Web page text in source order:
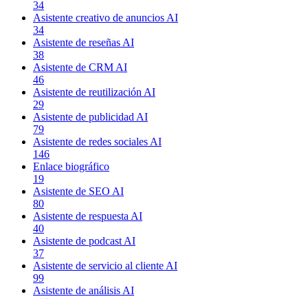
34
Asistente creativo de anuncios AI
34
Asistente de reseñas AI
38
Asistente de CRM AI
46
Asistente de reutilización AI
29
Asistente de publicidad AI
79
Asistente de redes sociales AI
146
Enlace biográfico
19
Asistente de SEO AI
80
Asistente de respuesta AI
40
Asistente de podcast AI
37
Asistente de servicio al cliente AI
99
Asistente de análisis AI